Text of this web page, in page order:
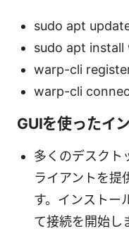
sudo apt
sudo apt
warp-cli
warp-cli
GUIを使ったイ
多くのデスクト
ライアントを提
す。インストー
て接続を開始し